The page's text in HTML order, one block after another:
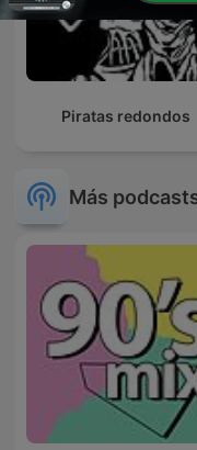
Piratas redondos
Más